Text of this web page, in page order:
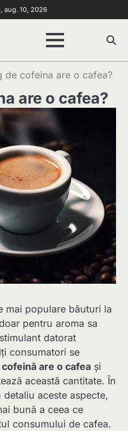
aug. 10, 2026
de cofeina are o cafea?
are o cafea?
mai populare băuturi la
pentru aroma sa
datorat
consumatori se
are o cafea și
această cantitate. În
aceste aspecte,
bună a ceea ce
consumului de cafea.